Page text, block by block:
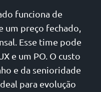
funciona de
um preço fechado,
Esse time pode
e um PO. O custo
e da senioridade
para evolução